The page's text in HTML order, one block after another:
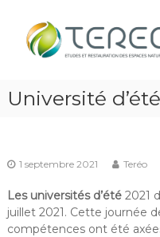
content
TEREO
étude
espaces
naturels
Université
1 septembre 2021 Teréo
Les universités d’été2021
juillet 2021. Cette journée
compétences ont été